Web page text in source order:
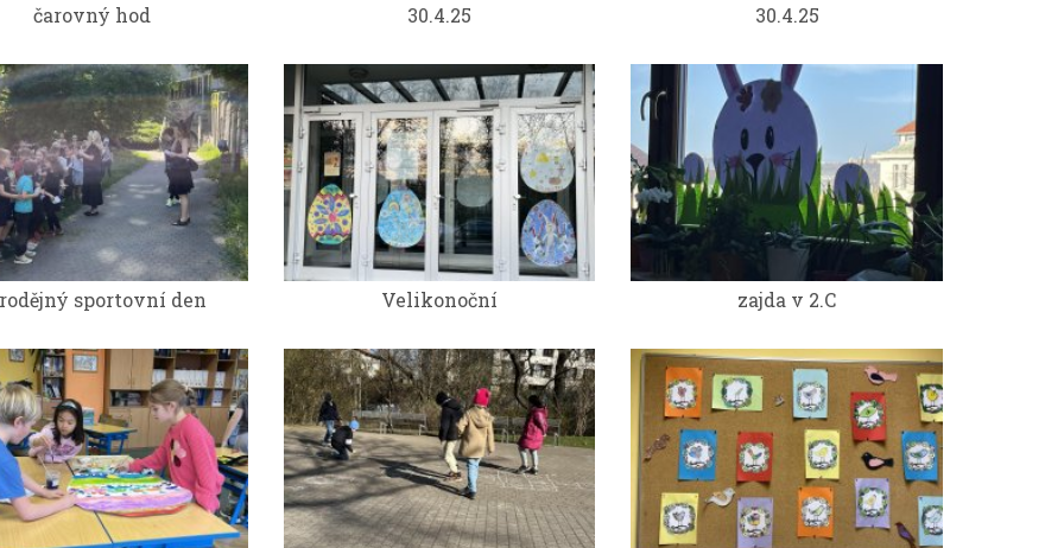
čarovný hod 30.4.25 30.4.25
sportovní den Velikonoční zajda v 2.C